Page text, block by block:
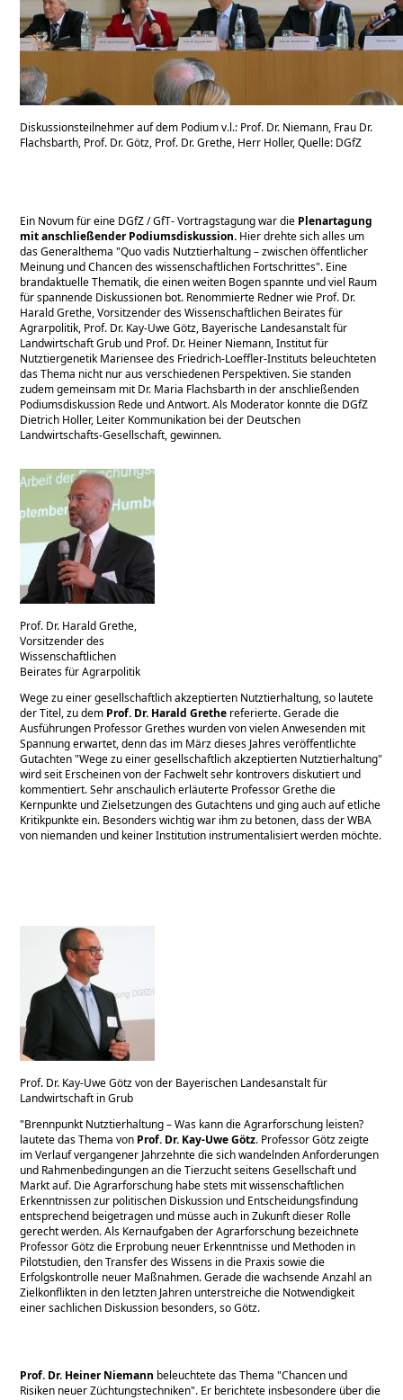
Diskussionsteilnehmer auf dem Podium v.l.: Prof. Dr. Niemann, Frau Dr.
Flachsbarth, Prof. Dr. Götz, Prof. Dr. Grethe, Herr Holler, Quelle: DGfZ
Ein Novum für eine DGfZ / GfT- Vortragstagung war die Plenartagung
mit anschließender Podiumsdiskussion. Hier drehte sich alles um
das Generalthema Quo vadis Nutztierhaltung – zwischen öffentlicher
Meinung und Chancen des wissenschaftlichen Fortschrittes . Eine
brandaktuelle Thematik, die einen weiten Bogen spannte und viel Raum
für spannende Diskussionen bot. Renommierte Redner wie Prof. Dr.
Harald Grethe, Vorsitzender des Wissenschaftlichen Beirates für
Agrarpolitik, Prof. Dr. Kay-Uwe Götz, Bayerische Landesanstalt für
Landwirtschaft Grub und Prof. Dr. Heiner Niemann, Institut für
Nutztiergenetik Mariensee des Friedrich-Loeffler-Instituts beleuchteten
das Thema nicht nur aus verschiedenen Perspektiven. Sie standen
zudem gemeinsam mit Dr. Maria Flachsbarth in der anschließenden
Podiumsdiskussion Rede und Antwort. Als Moderator konnte die DGfZ
Dietrich Holler, Leiter Kommunikation bei der Deutschen
Landwirtschafts-Gesellschaft, gewinnen.
Prof. Dr. Harald Grethe,
Vorsitzender des
Wissenschaftlichen
Beirates für Agrarpolitik
Wege zu einer gesellschaftlich akzeptierten Nutztierhaltung, so lautete
der Titel, zu dem Prof. Dr. Harald Grethe referierte. Gerade die
Ausführungen Professor Grethes wurden von vielen Anwesenden mit
Spannung erwartet, denn das im März dieses Jahres veröffentlichte
Gutachten Wege zu einer gesellschaftlich akzeptierten Nutztierhaltung
wird seit Erscheinen von der Fachwelt sehr kontrovers diskutiert und
kommentiert. Sehr anschaulich erläuterte Professor Grethe die
Kernpunkte und Zielsetzungen des Gutachtens und ging auch auf etliche
Kritikpunkte ein. Besonders wichtig war ihm zu betonen, dass der WBA
von niemanden und keiner Institution instrumentalisiert werden möchte.
Prof. Dr. Kay-Uwe Götz von der Bayerischen Landesanstalt für
Landwirtschaft in Grub
"Brennpunkt Nutztierhaltung – Was kann die Agrarforschung leisten?
lautete das Thema von Prof. Dr. Kay-Uwe Götz. Professor Götz zeigte
im Verlauf vergangener Jahrzehnte die sich wandelnden Anforderungen
und Rahmenbedingungen an die Tierzucht seitens Gesellschaft und
Markt auf. Die Agrarforschung habe stets mit wissenschaftlichen
Erkenntnissen zur politischen Diskussion und Entscheidungsfindung
entsprechend beigetragen und müsse auch in Zukunft dieser Rolle
gerecht werden. Als Kernaufgaben der Agrarforschung bezeichnete
Professor Götz die Erprobung neuer Erkenntnisse und Methoden in
Pilotstudien, den Transfer des Wissens in die Praxis sowie die
Erfolgskontrolle neuer Maßnahmen. Gerade die wachsende Anzahl an
Zielkonflikten in den letzten Jahren unterstreiche die Notwendigkeit
einer sachlichen Diskussion besonders, so Götz.
Prof. Dr. Heiner Niemann beleuchtete das Thema Chancen und
Risiken neuer Züchtungstechniken . Er berichtete insbesondere über die